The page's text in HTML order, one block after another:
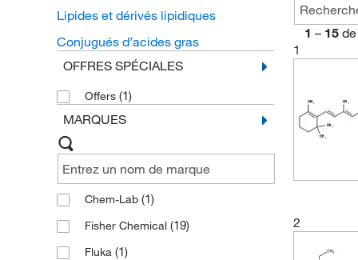
Lipides et dérivés lipidiques
Conjugués d’acides gras
OFFRES SPÉCIALES
Offers (1)
MARQUES
Chem-Lab (1)
Fisher Chemical (19)
Fluka (1)
1 – 15 de
1
2